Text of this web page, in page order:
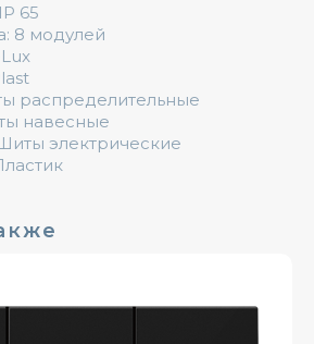
65
8 модулей
распределительные
навесные
электрические